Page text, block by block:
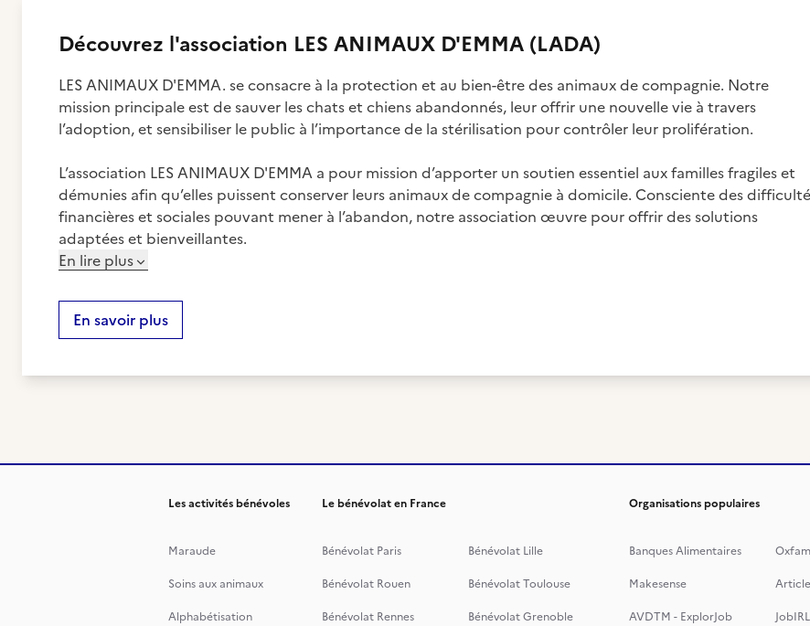
Découvrez l'association LES ANIMAUX D'EMMA (LADA)
LES ANIMAUX D'EMMA. se consacre à la protection et au bien-être des animaux de compagnie. Notre
mission principale est de sauver les chats et chiens abandonnés, leur offrir une nouvelle vie à travers
l’adoption, et sensibiliser le public à l’importance de la stérilisation pour contrôler leur prolifération.
L’association LES ANIMAUX D'EMMA a pour mission d’apporter un soutien essentiel aux familles fragiles et
démunies afin qu’elles puissent conserver leurs animaux de compagnie à domicile. Consciente des
financières et sociales pouvant mener à l’abandon, notre association œuvre pour offrir des solutions
adaptées et bienveillantes.
En lire plus
En savoir plus
Les activités bénévoles
Maraude
Soins aux animaux
Alphabétisation
Le bénévolat en France
Bénévolat Paris
Bénévolat Lille
Bénévolat Rouen
Bénévolat Toulouse
Bénévolat Rennes
Bénévolat Grenoble
Organisations populaires
Banques Alimentaires
Makesense
AVDTM - ExplorJob
JobIRL